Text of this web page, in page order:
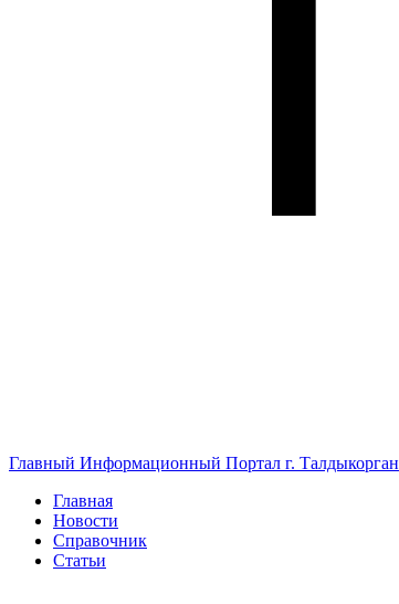
Главный Информационный Портал г. Талдыкорган
Главная
Новости
Справочник
Статьи